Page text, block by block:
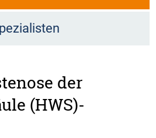
der
(HWS)-